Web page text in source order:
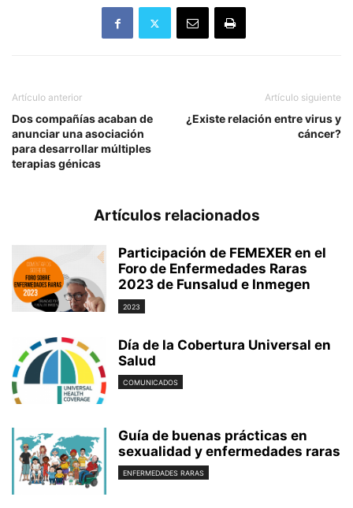
Artículo anterior
Dos compañías acaban de
anunciar una asociación
para desarrollar múltiples
terapias génicas
Artículo siguiente
¿Existe relación entre virus y
cáncer?
Artículos relacionados
Participación de FEMEXER en el
Foro de Enfermedades Raras
2023 de Funsalud e Inmegen
2023
Día de la Cobertura Universal en
Salud
COMUNICADOS
Guía de buenas prácticas en
sexualidad y enfermedades raras
ENFERMEDADES RARAS